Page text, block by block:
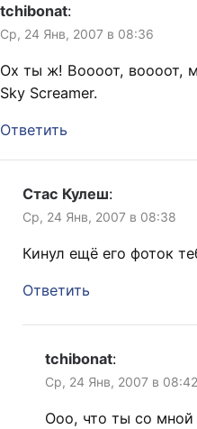
tchibonat:
Ср, 24 Янв, 2007 в 08:36
Ох ты ж! Воооот, воооот,
Sky Screamer.
Ответить
Стас Кулеш:
Ср, 24 Янв, 2007 в 08:38
Кинул ещё его фоток
Ответить
tchibonat:
Ср, 24 Янв, 2007 в 08:42
Ооо, что ты со